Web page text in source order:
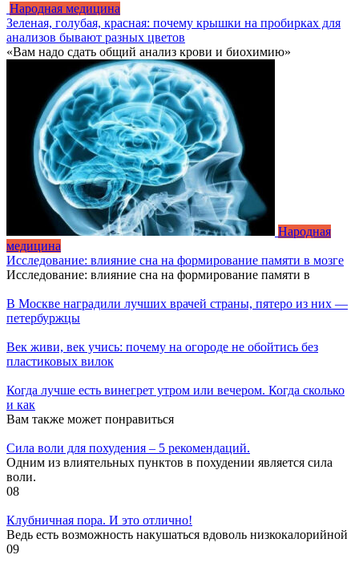
Народная медицина
Зеленая, голубая, красная: почему крышки на пробирках для
анализов бывают разных цветов
«Вам надо сдать общий анализ крови и биохимию»
Народная
медицина
Исследование: влияние сна на формирование памяти в мозге
Исследование: влияние сна на формирование памяти в
В Москве наградили лучших врачей страны, пятеро из них —
петербуржцы
Век живи, век учись: почему на огороде не обойтись без
пластиковых вилок
Когда лучше есть винегрет утром или вечером. Когда сколько
и как
Вам также может понравиться
Cила воли для похудения – 5 рекомендаций.
Одним из влиятельных пунктов в похудении является сила
воли.
08
Клубничная пора. И это отлично!
Ведь есть возможность накушаться вдоволь низкокалорийной
09